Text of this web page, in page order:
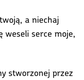
a niechaj
weseli serce moje,
stworzonej przez